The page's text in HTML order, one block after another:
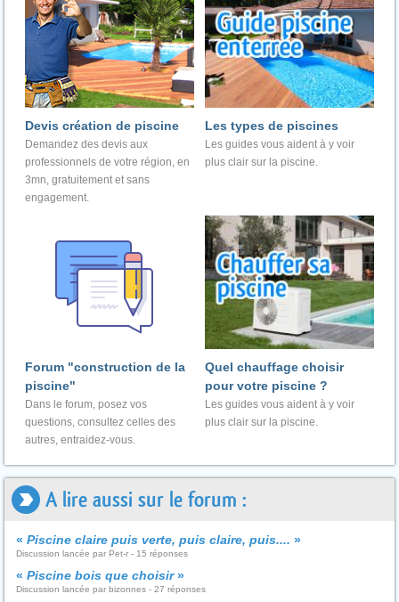
Devis création de piscine
Demandez des devis aux
professionnels de votre région, en
3mn, gratuitement et sans
engagement.
Les types de piscines
Les guides vous aident à y voir
plus clair sur la piscine.
Forum "construction de la
piscine"
Dans le forum, posez vos
questions, consultez celles des
autres, entraidez-vous.
Quel chauffage choisir
pour votre piscine ?
Les guides vous aident à y voir
plus clair sur la piscine.
A lire aussi sur le forum :
« Piscine claire puis verte, puis claire, puis.... »
Discussion lancée par Pet-r - 15 réponses
« Piscine bois que choisir»
Discussion lancée par bizonnes - 27 réponses